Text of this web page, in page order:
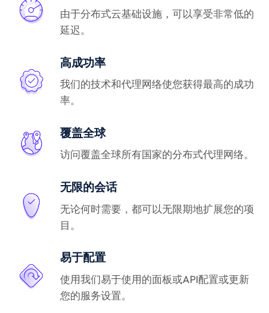
由于分布式云基础设施，可以享受非常低的
延迟。
高成功率
我们的技术和代理网络使您获得最高的成功
率。
覆盖全球
访问覆盖全球所有国家的分布式代理网络。
无限的会话
无论何时需要，都可以无限期地扩展您的项
目。
易于配置
使用我们易于使用的面板或API配置或更新
您的服务设置。